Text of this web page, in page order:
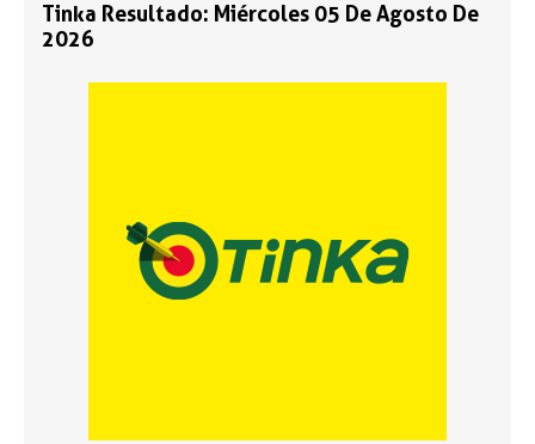
Tinka Resultado: Miércoles 05 De Agosto De
2026